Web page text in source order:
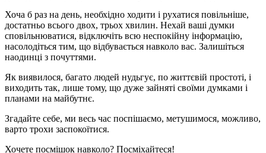
Хоча б раз на день, необхідно ходити і рухатися повільніше,
достатньо всього двох, трьох хвилин. Нехай ваші думки
сповільнюватися, відключіть всю неспокійну інформацію,
насолодіться тим, що відбувається навколо вас. Залишіться
наодинці з почуттями.
Як виявилося, багато людей нудьгує, по життєвій простоті, і
виходить так, лише тому, що дуже зайняті своїми думками і
планами на майбутнє.
Згадайте себе, ми весь час поспішаємо, метушимося, можливо,
варто трохи заспокоїтися.
Хочете посмішок навколо? Посміхайтеся!